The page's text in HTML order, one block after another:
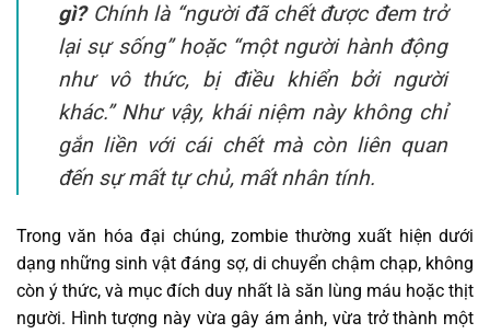
gì?Chính là “người đã chết được đem trở
lại sự sống” hoặc “một người hành động
như vô thức, bị điều khiển bởi người
khác.” Như vậy, khái niệm này không chỉ
gắn liền với cái chết mà còn liên quan
đến sự mất tự chủ, mất nhân tính.
Trong văn hóa đại chúng, zombie thường xuất hiện dưới
dạng những sinh vật đáng sợ, di chuyển chậm chạp, không
còn ý thức, và mục đích duy nhất là săn lùng máu hoặc thịt
người. Hình tượng này vừa gây ám ảnh, vừa trở thành một